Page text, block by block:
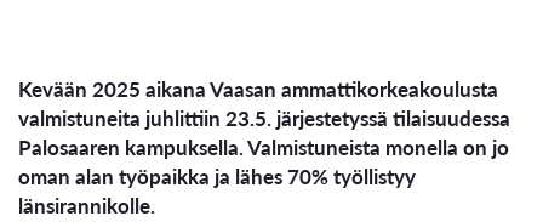
Kevään 2025 aikana Vaasan ammattikorkeakoulusta
valmistuneita juhlittiin 23.5. järjestetyssä tilaisuudessa
Palosaaren kampuksella. Valmistuneista monella on jo
oman alan työpaikka ja lähes 70% työllistyy
länsirannikolle.